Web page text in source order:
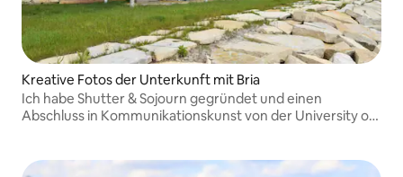
Kreative Fotos der Unterkunft mit Bria
Ich habe Shutter & Sojourn gegründet und einen
Abschluss in Kommunikationskunst von der University of